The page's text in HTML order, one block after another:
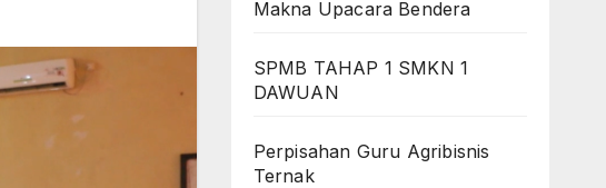
Makna Upacara Bendera
SPMB TAHAP 1 SMKN 1
DAWUAN
Perpisahan Guru Agribisnis
Ternak